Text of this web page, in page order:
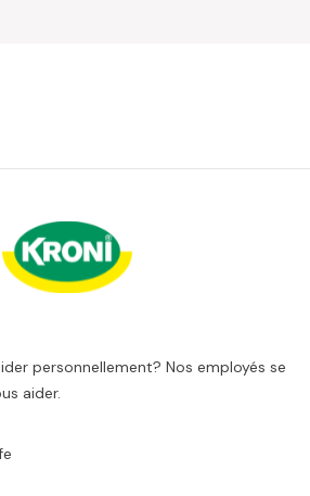
personnellement? Nos employés se
aider.